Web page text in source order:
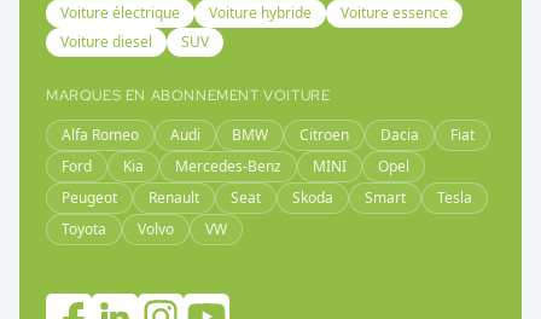
Voiture électrique Voiture hybride
Voiture essence
Voiture diesel
SUV
MARQUES EN ABONNEMENT VOITURE
Alfa Romeo Audi BMW Citroen Dacia
Fiat
Ford
Kia Mercedes-Benz MINI
Opel
Peugeot
Renault Seat Skoda Smart
Tesla
Toyota
Volvo VW